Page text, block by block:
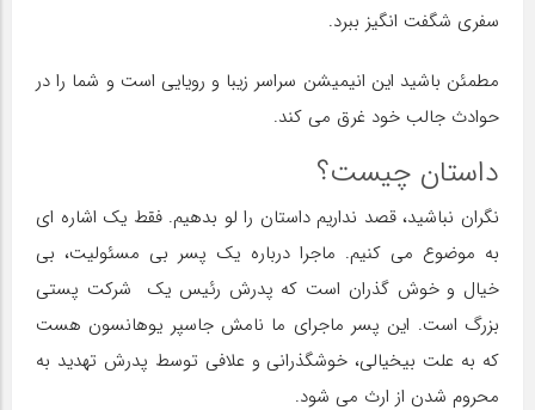
سفری شگفت انگیز ببرد.
مطمئن باشید این انیمیشن سراسر زیبا و رویایی است و شما را در
حوادث جالب خود غرق می کند.
داستان چیست؟
نگران نباشید، قصد نداریم داستان را لو بدهیم. فقط یک اشاره ای
به موضوع می کنیم. ماجرا درباره یک پسر بی مسئولیت، بی
خیال و خوش گذران است که پدرش رئیس یک شرکت پستی
بزرگ است. این پسر ماجرای ما نامش جاسپر یوهانسون هست
که به علت بیخیالی، خوشگذرانی و علافی توسط پدرش تهدید به
محروم شدن از ارث می شود.